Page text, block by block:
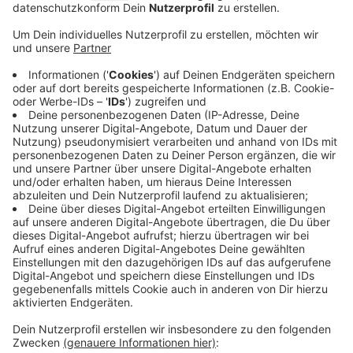
Anzeige
Grund ist die Corona-Infektion einer Berichterstatterin.
Ein neuer Termin soll kurzfristig anberaumt werden,
heißt es. Das OVG muss sich mit einer Klage unserer
Nachbarkreise Wesel und Viersen sowie der
Kommunen Kamp-Lintfort, Alpen, Neukirchen-Vluyn
und Rheinberg beschäftigen. Sie alle wollen verhindern,
dass, wie im Landesentwicklungsplan formuliert, u.a.
der Kiesabbau noch länger als bislang geplant, möglich
ist. Die jetzt ausgefallene Verhandlung war Anlass für
zahlreiche Bürgerinitiativen am Niederrhein, für den
kommenden Sonntag zu dezentralen
Protestkundgebungen aufzurufen.
Anzeige